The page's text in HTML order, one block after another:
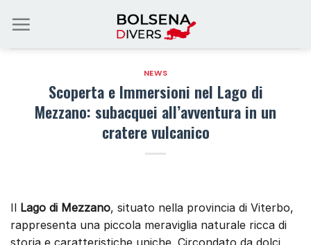
NEWS
Scoperta e Immersioni nel Lago di
Mezzano: subacquei all’avventura in un
cratere vulcanico
Il Lago di Mezzano, situato nella provincia di Viterbo,
rappresenta una piccola meraviglia naturale ricca di
storia e caratteristiche uniche. Circondato da dolci